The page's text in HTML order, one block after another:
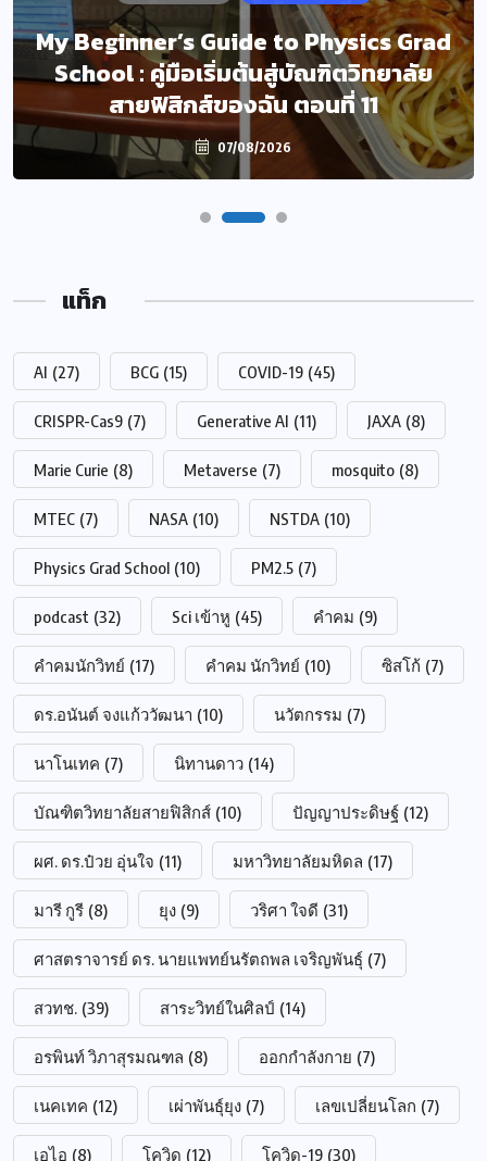
My Beginner’s Guide to Physics Grad
School : คู่มือเริ่มต้นสู่บัณฑิตวิทยาลัย
สายฟิสิกส์ของฉัน ตอนที่ 11
07/08/2026
แท็ก
AI (27) BCG (15) COVID-19 (45)
CRISPR-Cas9 (7) Generative AI (11) JAXA (8)
Marie Curie (8) Metaverse (7) mosquito (8)
MTEC (7) NASA (10) NSTDA (10)
Physics Grad School (10) PM2.5 (7)
podcast (32) Sci เข้าหู (45) คำคม (9)
คำคมนักวิทย์ (17) คำคม นักวิทย์ (10) ซิสโก้ (7)
ดร.อนันต์ จงแก้ววัฒนา (10) นวัตกรรม (7)
นาโนเทค (7) นิทานดาว (14)
บัณฑิตวิทยาลัยสายฟิสิกส์ (10) ปัญญาประดิษฐ์ (12)
ผศ. ดร.ป๋วย อุ่นใจ (11) มหาวิทยาลัยมหิดล (17)
มารี กูรี (8) ยุง (9) วริศา ใจดี (31)
ศาสตราจารย์ ดร. นายแพทย์นรัตถพล เจริญพันธุ์ (7)
สวทช. (39) สาระวิทย์ในศิลป์ (14)
อรพินท์ วิภาสุรมณฑล (8) ออกกำลังกาย (7)
เนคเทค (12) เผ่าพันธุ์ยุง (7) เลขเปลี่ยนโลก (7)
เอไอ (8) โควิด (12) โควิด-19 (30)